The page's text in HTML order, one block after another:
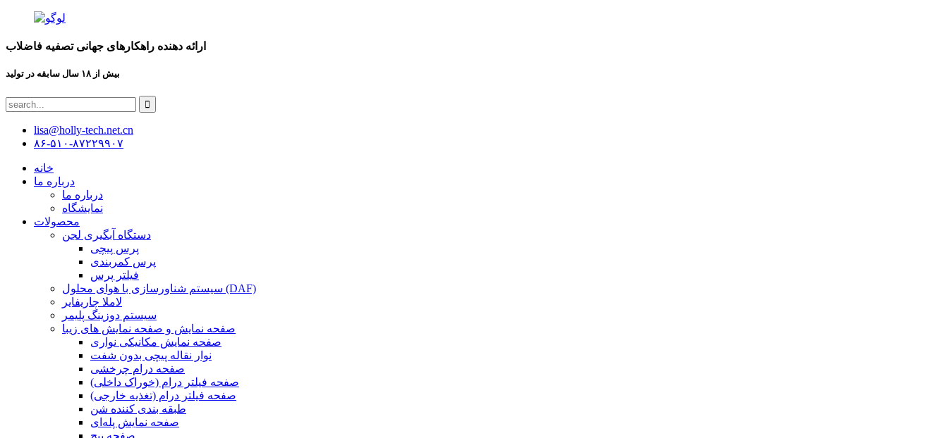
ارائه دهنده راهکارهای جهانی تصفیه فاضلاب
بیش از ۱۸ سال سابقه در تولید
lisa@holly-tech.net.cn
۸۶-۵۱۰-۸۷۲۲۹۹۰۷
خانه
درباره ما
درباره ما
نمایشگاه
محصولات
دستگاه آبگیری لجن
پرس پیچی
پرس کمربندی
فیلتر پرس
سیستم شناورسازی با هوای محلول (DAF)
لاملا چاریفایر
سیستم دوزینگ پلیمر
صفحه نمایش و صفحه نمایش های زیبا
صفحه نمایش مکانیکی نواری
نوار نقاله پیچی بدون شفت
صفحه درام چرخشی
صفحه فیلتر درام (خوراک داخلی)
صفحه فیلتر درام (تغذیه خارجی)
طبقه بندی کننده شن
صفحه نمایش پله‌ای
صفحه پیچ